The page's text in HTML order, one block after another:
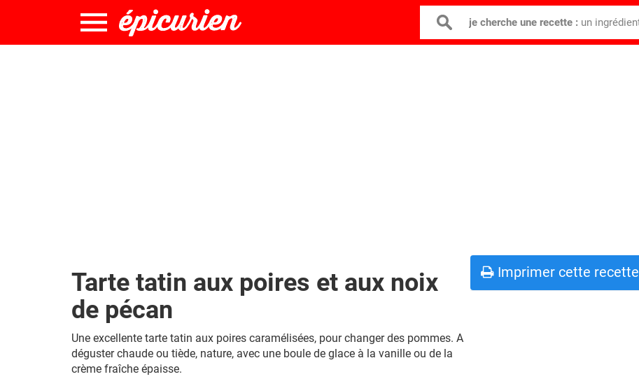
je cherche une recette : un
Tarte tatin aux poires et aux noix
de pécan
Une excellente tarte tatin aux poires caramélisées, pour changer des pommes. A
déguster chaude ou tiède, nature, avec une boule de glace à la vanille ou de la
crème fraîche épaisse.
Imprimer cette recette